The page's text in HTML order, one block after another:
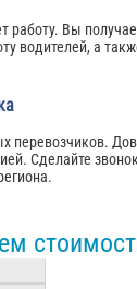
Вы
водителей, а
перевозчиков.
Сделайте